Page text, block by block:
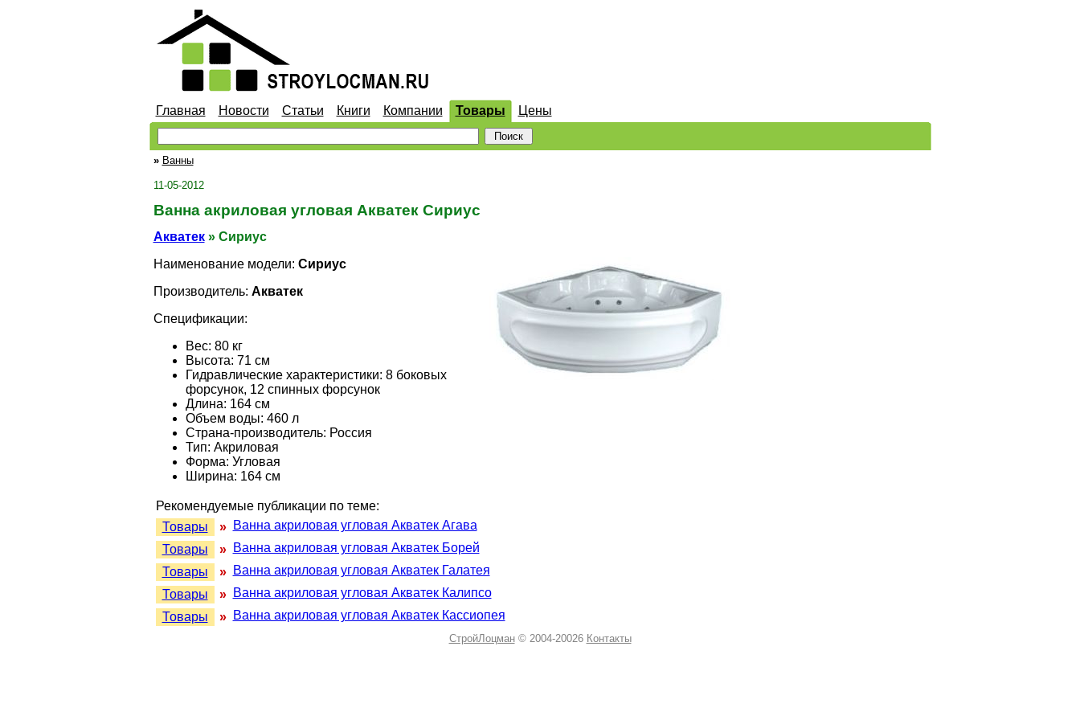
Главная Новости Статьи Книги Компании Товары Цены
» Ванны
11-05-2012
Ванна акриловая угловая Акватек Сириус
Акватек» Сириус
Наименование модели: Сириус
Производитель: Акватек
Спецификации:
Вес: 80 кг
Высота: 71 см
Гидравлические характеристики: 8 боковых
форсунок, 12 спинных форсунок
Длина: 164 см
Объем воды: 460 л
Страна-производитель: Россия
Тип: Акриловая
Форма: Угловая
Ширина: 164 см
Рекомендуемые публикации по теме:
Товары
»
Ванна акриловая угловая Акватек Агава
Товары
»
Ванна акриловая угловая Акватек Борей
Товары
»
Ванна акриловая угловая Акватек Галатея
Товары
»
Ванна акриловая угловая Акватек Калипсо
Товары
» Ванна акриловая угловая Акватек Кассиопея
СтройЛоцман © 2004-20026 Контакты